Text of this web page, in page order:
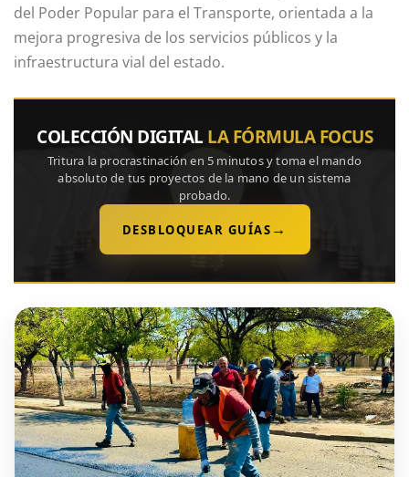
del Poder Popular para el Transporte, orientada a la
mejora progresiva de los servicios públicos y la
infraestructura vial del estado.
COLECCIÓN DIGITAL LA FÓRMULA FOCUS
Tritura la procrastinación en 5 minutos y toma el mando
absoluto de tus proyectos de la mano de un sistema
probado.
DESBLOQUEAR GUÍAS →